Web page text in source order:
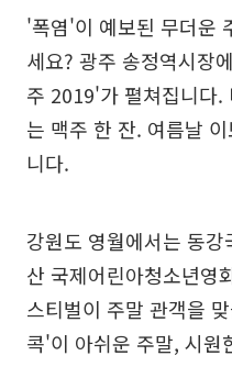
'폭염'이 예보된 무더운
세요? 광주 송정역시장
주 2019'가 펼쳐집니다.
는 맥주 한 잔. 여름날
니다.
강원도 영월에서는 동
산 국제어린아청소년영
스티벌이 주말 관객을
콕'이 아쉬운 주말, 시원